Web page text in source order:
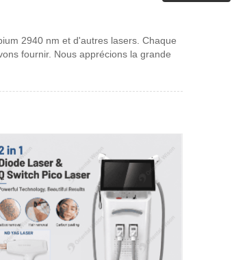
2940 nm et d'autres lasers. Chaque
fournir. Nous apprécions la grande